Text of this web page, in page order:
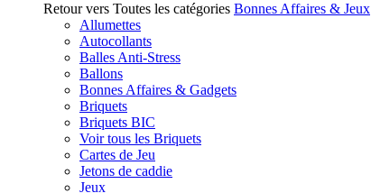
Retour vers Toutes les catégories Bonnes Affaires & Jeux
Allumettes
Autocollants
Balles Anti-Stress
Ballons
Bonnes Affaires & Gadgets
Briquets
Briquets BIC
Voir tous les Briquets
Cartes de Jeu
Jetons de caddie
Jeux